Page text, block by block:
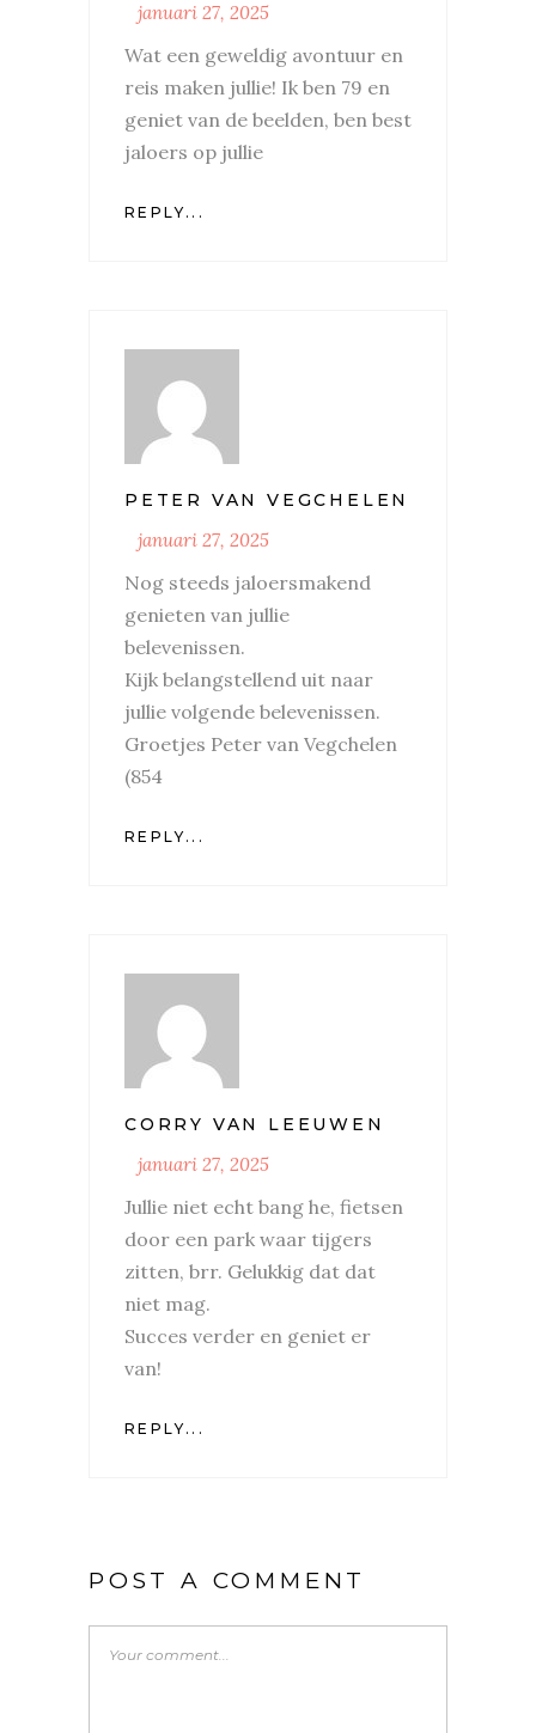
januari 27, 2025
Wat een geweldig avontuur en
reis maken jullie! Ik ben 79 en
geniet van de beelden, ben best
jaloers op jullie
REPLY...
PETER VAN VEGCHELEN
januari 27, 2025
Nog steeds jaloersmakend
genieten van jullie
belevenissen.
Kijk belangstellend uit naar
jullie volgende belevenissen.
Groetjes Peter van Vegchelen
(854
REPLY...
CORRY VAN LEEUWEN
januari 27, 2025
Jullie niet echt bang he, fietsen
door een park waar tijgers
zitten, brr. Gelukkig dat dat
niet mag.
Succes verder en geniet er
van!
REPLY...
POST A COMMENT